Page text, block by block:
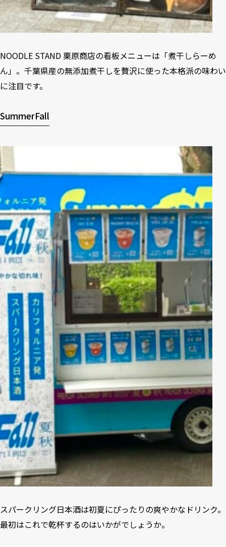
NOODLE STAND 栗原商店の看板メニューは「煮干しらーめ
ん」。千葉県産の無添加煮干しを贅沢に使った本格派の味わい
に注目です。
SummerFall
スパークリング日本酒は初夏にぴったりの爽やかなドリンク。
最初はこれで乾杯するのはいかがでしょうか。